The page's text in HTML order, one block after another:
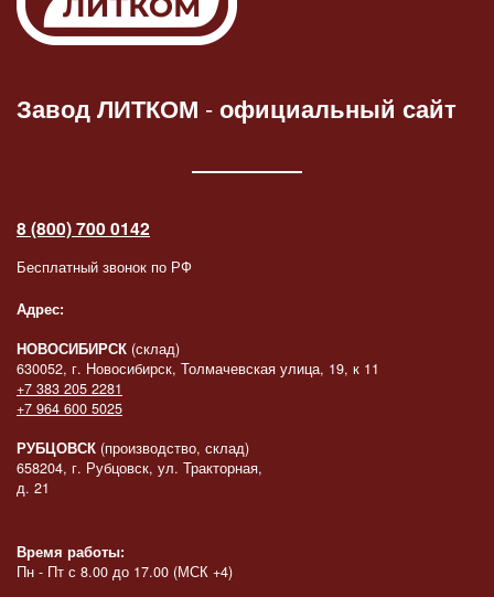
Завод ЛИТКОМ -официальный сайт
8 (800) 700 0142
Бесплатный звонок по РФ
Адрес:
НОВОСИБИРСК (склад)
630052, г. Новосибирск, Толмачевская улица, 19, к 11
+7 383 205 2281
+7 964 600 5025
РУБЦОВСК (производство, склад)
658204, г. Рубцовск, ул. Тракторная,
д. 21
Время работы:
Пн - Пт с 8.00 до 17.00 (МСК +4)